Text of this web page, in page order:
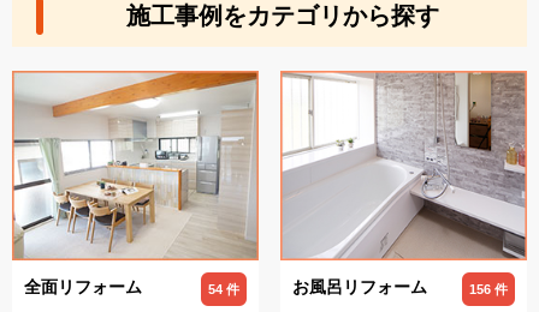
施工事例をカテゴリから探す
全面リフォーム 54 件 お風呂リフォーム 156 件